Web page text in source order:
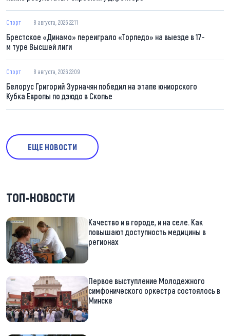
Спорт 8 августа, 2026 22:11
Брестское «Динамо» переиграло «Торпедо» на выезде в 17-
м туре Высшей лиги
Спорт 8 августа, 2026 22:09
Белорус Григорий Зурначян победил на этапе юниорского
Кубка Европы по дзюдо в Скопье
ЕЩЕ НОВОСТИ
ТОП-НОВОСТИ
Качество и в городе, и на селе. Как
повышают доступность медицины в
регионах
Первое выступление Молодежного
симфонического оркестра состоялось в
Минске